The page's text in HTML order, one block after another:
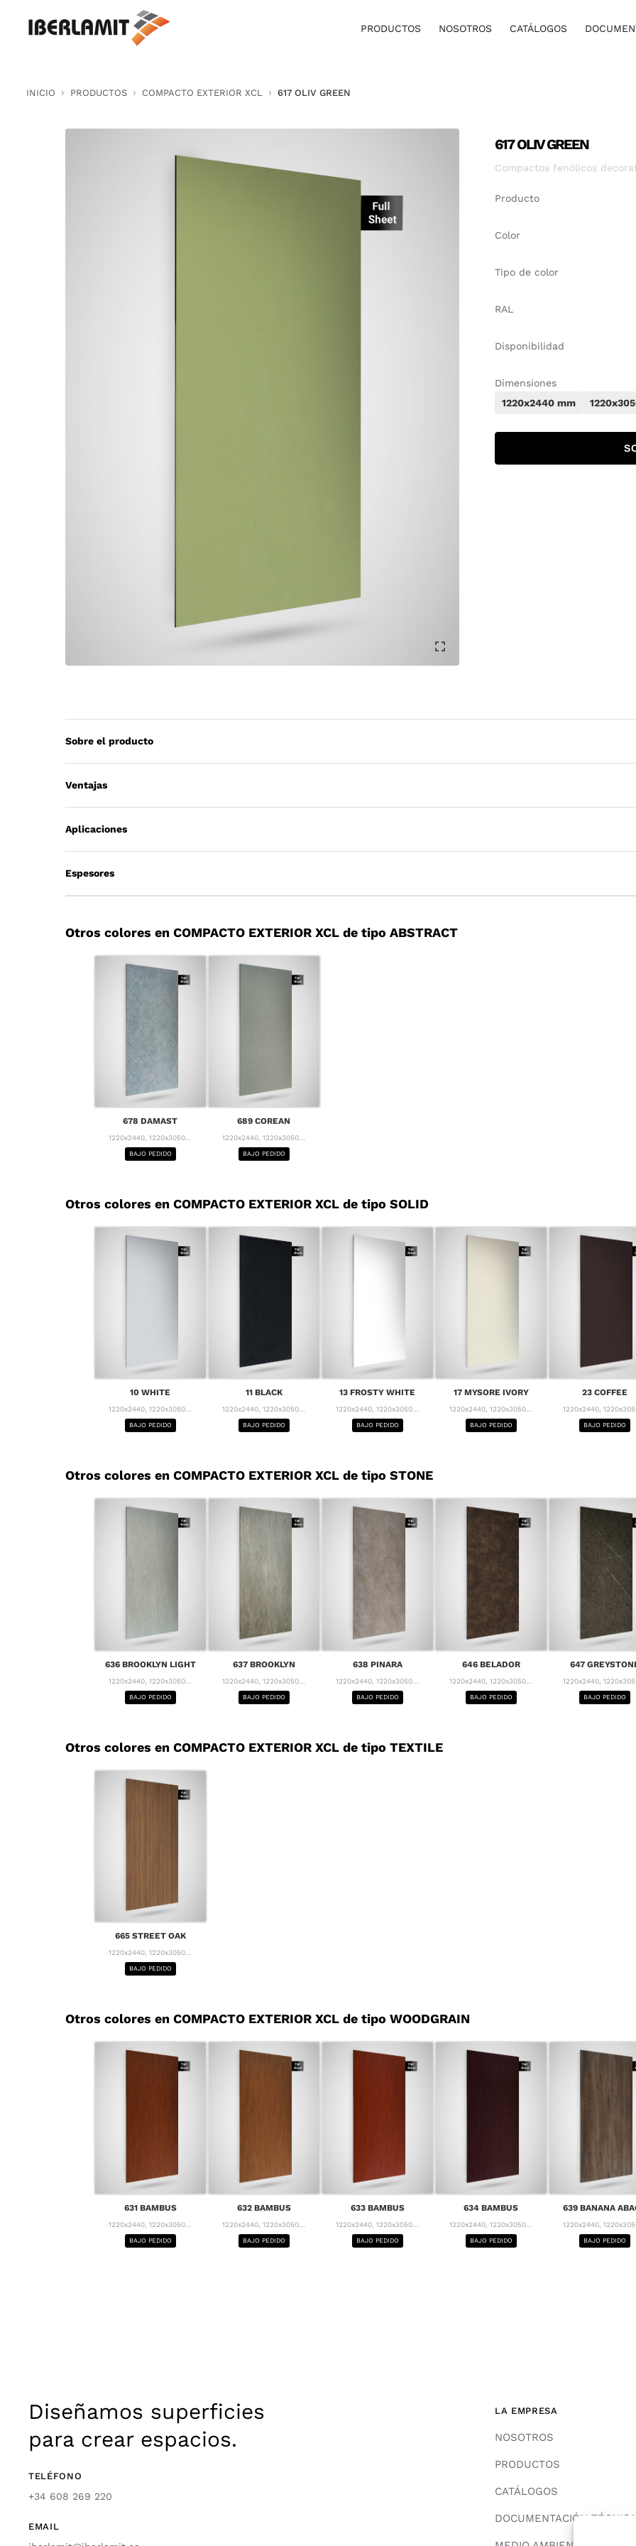
PRODUCTOS NOSOTROS CATÁLOGOS
INICIO PRODUCTOS COMPACTO EXTERIOR XCL 617 OLIV GREEN
617 OLIV GREEN
Compactos fenólicos
Producto
Color
Tipo de color
RAL
Disponibilidad
Dimensiones
1220x2440 mm
Sobre el producto
Ventajas
Aplicaciones
Espesores
Otros colores en COMPACTO EXTERIOR XCL de tipo ABSTRACT
678 DAMAST
1220x2440, 1220x3050...
BAJO PEDIDO
689 COREAN
1220x2440, 1220x3050...
BAJO PEDIDO
Otros colores en COMPACTO EXTERIOR XCL de tipo SOLID
10 WHITE
1220x2440, 1220x3050...
BAJO PEDIDO
11 BLACK
1220x2440, 1220x3050...
BAJO PEDIDO
13 FROSTY WHITE
1220x2440, 1220x3050...
BAJO PEDIDO
17 MYSORE IVORY
1220x2440, 1220x3050...
BAJO PEDIDO
23 COFFEE
1220x2440,
BAJO PEDIDO
Otros colores en COMPACTO EXTERIOR XCL de tipo STONE
636 BROOKLYN LIGHT
1220x2440, 1220x3050...
BAJO PEDIDO
637 BROOKLYN
1220x2440, 1220x3050...
BAJO PEDIDO
638 PINARA
1220x2440, 1220x3050...
BAJO PEDIDO
646 BELADOR
1220x2440, 1220x3050...
BAJO PEDIDO
647
1220x2440,
BAJO PEDIDO
Otros colores en COMPACTO EXTERIOR XCL de tipo TEXTILE
665 STREET OAK
1220x2440, 1220x3050...
BAJO PEDIDO
Otros colores en COMPACTO EXTERIOR XCL de tipo WOODGRAIN
631 BAMBUS
1220x2440, 1220x3050...
BAJO PEDIDO
632 BAMBUS
1220x2440, 1220x3050...
BAJO PEDIDO
633 BAMBUS
1220x2440, 1220x3050...
BAJO PEDIDO
634 BAMBUS
1220x2440, 1220x3050...
BAJO PEDIDO
639 BANANA
1220x2440,
BAJO PEDIDO
Diseñamos superficies
para crear espacios.
TELÉFONO
+34 608 269 220
EMAIL
LA EMPRESA
NOSOTROS
PRODUCTOS
CATÁLOGOS
DOCUMENTACIÓN TÉCNICA